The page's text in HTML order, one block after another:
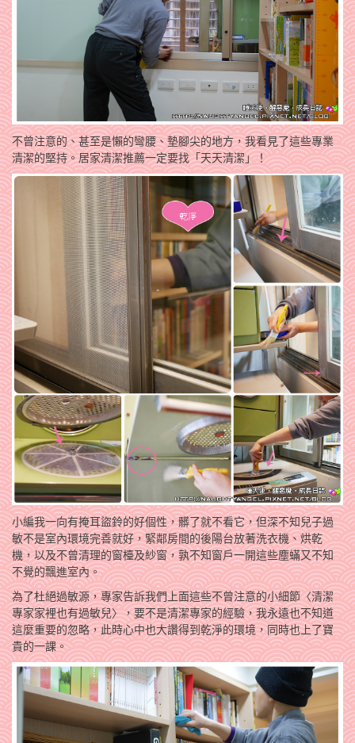
不曾注意的、甚至是懶的彎腰、墊腳尖的地方，我看見了這些專業
清潔的堅持。居家清潔推薦一定要找「天天清潔」！
小編我一向有掩耳盜鈴的好個性，髒了就不看它，但深不知兒子過
敏不是室內環境完善就好，緊鄰房間的後陽台放著洗衣機、烘乾
機，以及不曾清理的窗檯及紗窗，孰不知窗戶一開這些塵蟎又不知
不覺的飄進室內。
為了杜絕過敏源，專家告訴我們上面這些不曾注意的小細節〈清潔
專家家裡也有過敏兒〉，要不是清潔專家的經驗，我永遠也不知道
這麼重要的忽略，此時心中也大讚得到乾淨的環境，同時也上了寶
貴的一課。